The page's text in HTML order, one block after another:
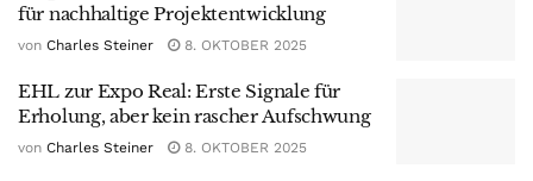
für nachhaltige Projektentwicklung
von Charles Steiner 8. OKTOBER 2025
EHL zur Expo Real: Erste Signale für
Erholung, aber kein rascher Aufschwung
von Charles Steiner 8. OKTOBER 2025